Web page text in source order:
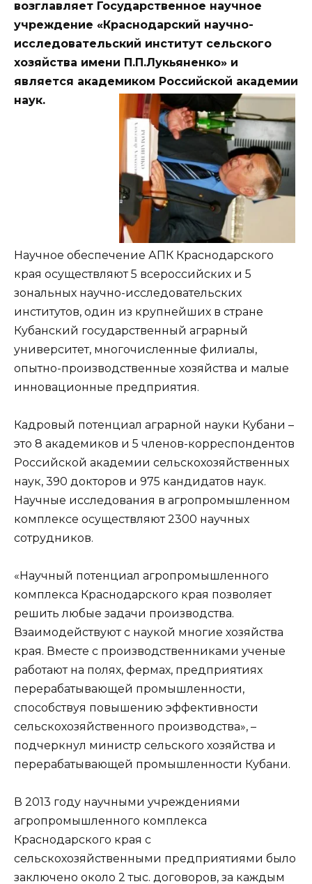
возглавляет Государственное научное
учреждение «Краснодарский научно-
исследовательский институт сельского
хозяйства имени П.П.Лукьяненко» и
является академиком Российской академии
наук.
Научное обеспечение АПК Краснодарского
края осуществляют 5 всероссийских и 5
зональных научно-исследовательских
институтов, один из крупнейших в стране
Кубанский государственный аграрный
университет, многочисленные филиалы,
опытно-производственные хозяйства и малые
инновационные предприятия.
Кадровый потенциал аграрной науки Кубани –
это 8 академиков и 5 членов-корреспондентов
Российской академии сельскохозяйственных
наук, 390 докторов и 975 кандидатов наук.
Научные исследования в агропромышленном
комплексе осуществляют 2300 научных
сотрудников.
«Научный потенциал агропромышленного
комплекса Краснодарского края позволяет
решить любые задачи производства.
Взаимодействуют с наукой многие хозяйства
края. Вместе с производственниками ученые
работают на полях, фермах, предприятиях
перерабатывающей промышленности,
способствуя повышению эффективности
сельскохозяйственного производства», –
подчеркнул министр сельского хозяйства и
перерабатывающей промышленности Кубани.
В 2013 году научными учреждениями
агропромышленного комплекса
Краснодарского края с
сельскохозяйственными предприятиями было
заключено около 2 тыс. договоров, за каждым